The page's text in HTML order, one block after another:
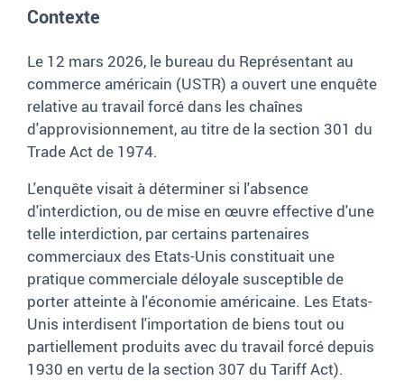
Contexte
Le 12 mars 2026, le bureau du Représentant au
commerce américain (USTR) a ouvert une enquête
relative au travail forcé dans les chaînes
d'approvisionnement, au titre de la section 301 du
Trade Act de 1974.
L'enquête visait à déterminer si l'absence
d'interdiction, ou de mise en œuvre effective d'une
telle interdiction, par certains partenaires
commerciaux des Etats-Unis constituait une
pratique commerciale déloyale susceptible de
porter atteinte à l'économie américaine. Les Etats-
Unis interdisent l'importation de biens tout ou
partiellement produits avec du travail forcé depuis
1930 en vertu de la section 307 du Tariff Act).